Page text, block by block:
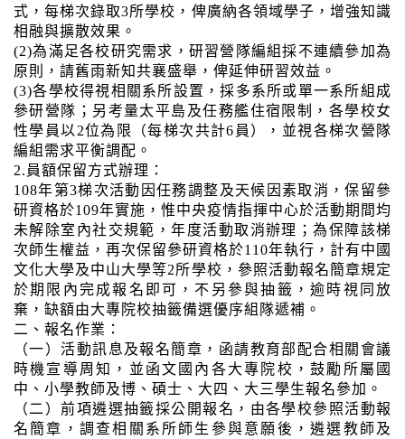
式，每梯次錄取3所學校，俾廣納各領域學子，增強知識
相融與擴散效果。
(2)為滿足各校研究需求，研習營隊編組採不連續參加為
原則，請舊雨新知共襄盛舉，俾延伸研習效益。
(3)各學校得視相關系所設置，採多系所或單一系所組成
參研營隊；另考量太平島及任務艦住宿限制，各學校女
性學員以2位為限（每梯次共計6員），並視各梯次營隊
編組需求平衡調配。
2.員額保留方式辦理：
108年第3梯次活動因任務調整及天候因素取消，保留參
研資格於109年實施，惟中央疫情指揮中心於活動期間均
未解除室內社交規範，年度活動取消辦理；為保障該梯
次師生權益，再次保留參研資格於110年執行，計有中國
文化大學及中山大學等2所學校，參照活動報名簡章規定
於期限內完成報名即可，不另參與抽籤，逾時視同放
棄，缺額由大專院校抽籤備選優序組隊遞補。
二、報名作業：
（一）活動訊息及報名簡章，函請教育部配合相關會議
時機宣導周知，並函文國內各大專院校，鼓勵所屬國
中、小學教師及博、碩士、大四、大三學生報名參加。
（二）前項遴選抽籤採公開報名，由各學校參照活動報
名簡章，調查相關系所師生參與意願後，遴選教師及